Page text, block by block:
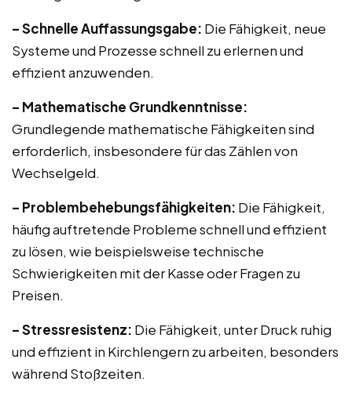
– Schnelle Auffassungsgabe: Die Fähigkeit, neue
Systeme und Prozesse schnell zu erlernen und
effizient anzuwenden.
– Mathematische Grundkenntnisse:
Grundlegende mathematische Fähigkeiten sind
erforderlich, insbesondere für das Zählen von
Wechselgeld.
– Problembehebungsfähigkeiten: Die Fähigkeit,
häufig auftretende Probleme schnell und effizient
zu lösen, wie beispielsweise technische
Schwierigkeiten mit der Kasse oder Fragen zu
Preisen.
– Stressresistenz: Die Fähigkeit, unter Druck ruhig
und effizient in Kirchlengern zu arbeiten, besonders
während Stoßzeiten.